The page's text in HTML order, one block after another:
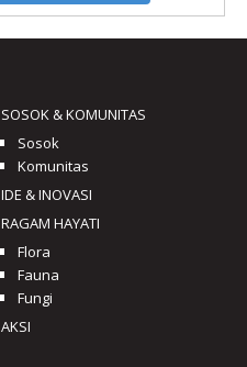
SOSOK & KOMUNITAS
Sosok
Komunitas
IDE & INOVASI
RAGAM HAYATI
Flora
Fauna
Fungi
AKSI